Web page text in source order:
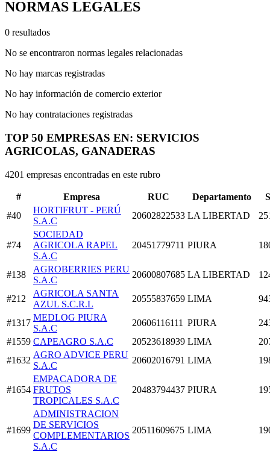
NORMAS LEGALES
0 resultados
No se encontraron normas legales relacionadas
No hay marcas registradas
No hay información de comercio exterior
No hay contrataciones registradas
TOP 50 EMPRESAS EN: SERVICIOS
AGRICOLAS, GANADERAS
4201 empresas encontradas en este rubro
# Empresa RUC Departamento
#40
HORTIFRUT - PERÚ
S.A.C
20602822533 LA LIBERTAD
#74
SOCIEDAD
AGRICOLA RAPEL
S.A.C
20451779711 PIURA
#138
AGROBERRIES PERU
S.A.C
20600807685 LA LIBERTAD
#212
AGRICOLA SANTA
AZUL S.C.R.L
20555837659 LIMA
#1317
MEDLOG PIURA
S.A.C
20606116111 PIURA
#1559 CAPEAGRO S.A.C 20523618939 LIMA
#1632
AGRO ADVICE PERU
S.A.C
20602016791 LIMA
#1654
EMPACADORA DE
FRUTOS
TROPICALES S.A.C
20483794437 PIURA
#1699
ADMINISTRACION
DE SERVICIOS
COMPLEMENTARIOS
S.A.C
20511609675 LIMA